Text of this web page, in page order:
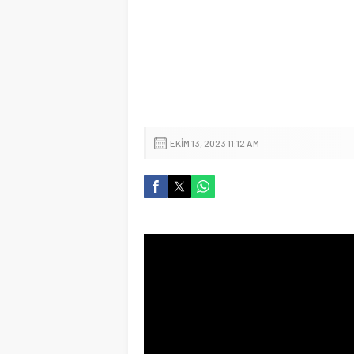
EKIM 13, 2023 11:12 AM